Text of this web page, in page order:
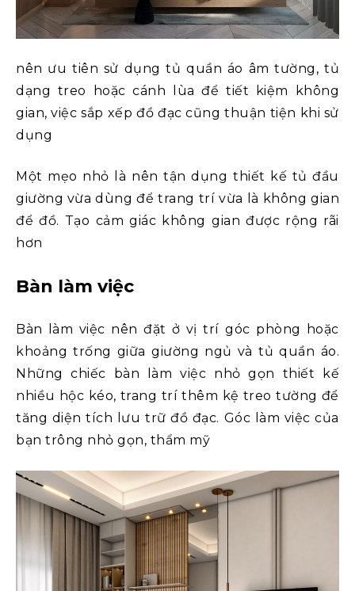
nên ưu tiên sử dụng tủ quần áo âm tường, tủ
dạng treo hoặc cánh lùa để tiết kiệm không
gian, việc sắp xếp đồ đạc cũng thuận tiện khi sử
dụng
Một mẹo nhỏ là nên tận dụng thiết kế tủ đầu
giường vừa dùng để trang trí vừa là không gian
để đồ. Tạo cảm giác không gian được rộng rãi
hơn
Bàn làm việc
Bàn làm việc nên đặt ở vị trí góc phòng hoặc
khoảng trống giữa giường ngủ và tủ quần áo.
Những chiếc bàn làm việc nhỏ gọn thiết kế
nhiều hộc kéo, trang trí thêm kệ treo tường để
tăng diện tích lưu trữ đồ đạc. Góc làm việc của
bạn trông nhỏ gọn, thẩm mỹ